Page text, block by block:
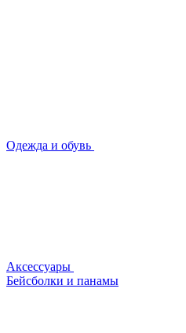
Одежда и обувь
Аксессуары
Бейсболки и панамы